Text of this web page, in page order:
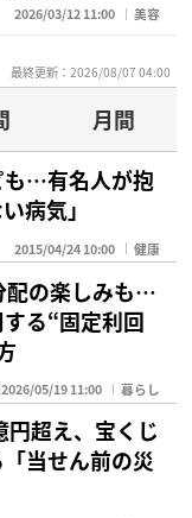
2026/03/12 11:00 美容
最終更新：2026/08/07 04:00
月間
も…有名人が抱
病気」
2015/04/24 10:00 健康
配の楽しみも…
る“固定利回
05/19 11:00 暮らし
超え、宝くじ
当せん前の災